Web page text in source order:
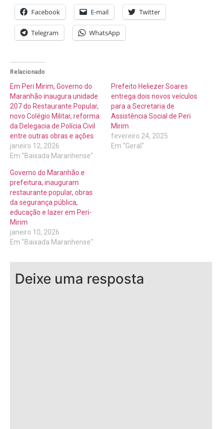
Facebook E-mail Twitter
Telegram WhatsApp
Relacionado
Em Peri Mirim, Governo do
Maranhão inaugura unidade
207 do Restaurante Popular,
novo Colégio Militar, reforma
da Delegacia de Polícia Civil
entre outras obras e ações
janeiro 12, 2026
Em "Baixada Maranhense"
Prefeito Heliezer Soares
entrega dois novos veículos
para a Secretaria de
Assistência Social de Peri
Mirim
fevereiro 24, 2025
Em "Geral"
Governo do Maranhão e
prefeitura, inauguram
restaurante popular, obras
da segurança pública,
educação e lazer em Peri-
Mirim
janeiro 10, 2026
Em "Baixada Maranhense"
Deixe uma resposta